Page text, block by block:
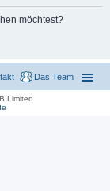
möchtest?
Das Team
Limited